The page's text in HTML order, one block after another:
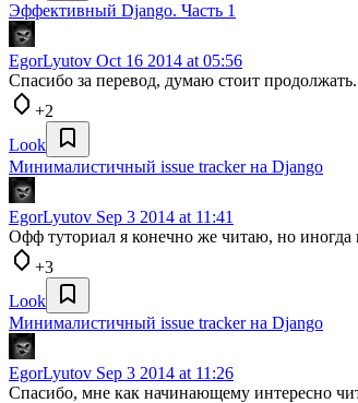
Эффективный Django. Часть 1
EgorLyutov Oct 16 2014 at 05:56
Спасибо за перевод, думаю стоит продолжать.
+2
Look
Минималистичный issue tracker на Django
EgorLyutov Sep 3 2014 at 11:41
Офф туториал я конечно же читаю, но иногда
+3
Look
Минималистичный issue tracker на Django
EgorLyutov Sep 3 2014 at 11:26
Спасибо, мне как начинающему интересно